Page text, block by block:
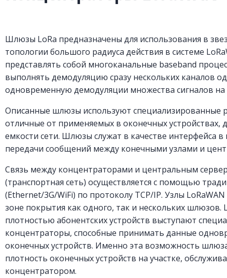
Шлюзы LoRa предназначены для использования в
топологии большого радиуса действия в системе
представлять собой многоканальные baseband
выполнять демодуляцию сразу нескольких каналов
одновременную демодуляции множества сигналов
Описанные шлюзы используют специализированные
отличные от применяемых в оконечных устройствах,
емкости сети. Шлюзы служат в качестве интерфейса
передачи сообщений между конечными узлами и
Связь между концентраторами и центральным
(транспортная сеть) осуществляется с помощью
(Ethernet/3G/WiFi) по протоколу TCP/IP. Узлы
зоне покрытия как одного, так и нескольких
плотностью абонентских устройств выступают
концентраторы, способные принимать данные
оконечных устройств. Именно эта возможность
плотность оконечных устройств на участке,
концентратором.